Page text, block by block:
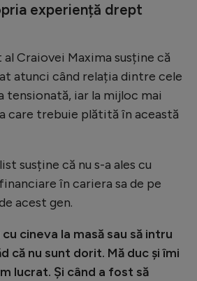
experiență drept
Craiovei Maxima susține că
atunci când relația dintre cele
tensionată, iar la mijloc mai
care trebuie plătită în această
susține că nu s-a ales cu
în cariera sa de pe
acest gen.
cineva la masă sau să intru
că nu sunt dorit. Mă duc și îmi
lucrat. Și când a fost să